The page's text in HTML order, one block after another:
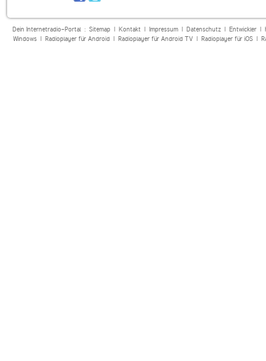
Dein Internetradio-Portal : Sitemap| Kontakt| Impressum| Datenschutz| Entwickler|
Windows| Radioplayer für Android| Radioplayer für Android TV| Radioplayer für iOS|